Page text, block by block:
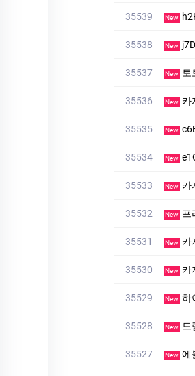
35539 New
35538 New
35537 New 토
35536 New 카
35535 New
35534 New
35533 New 카
35532 New 프
35531 New 카
35530 New 카
35529 New 하
35528 New 드
35527 New 에